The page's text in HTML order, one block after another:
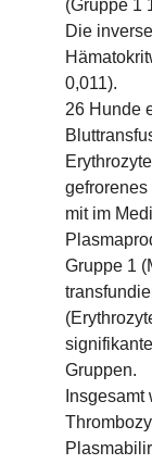
(Gruppe 1
Die
0,011).
26 Hunde
mit im
Gruppe 1
Gruppen.